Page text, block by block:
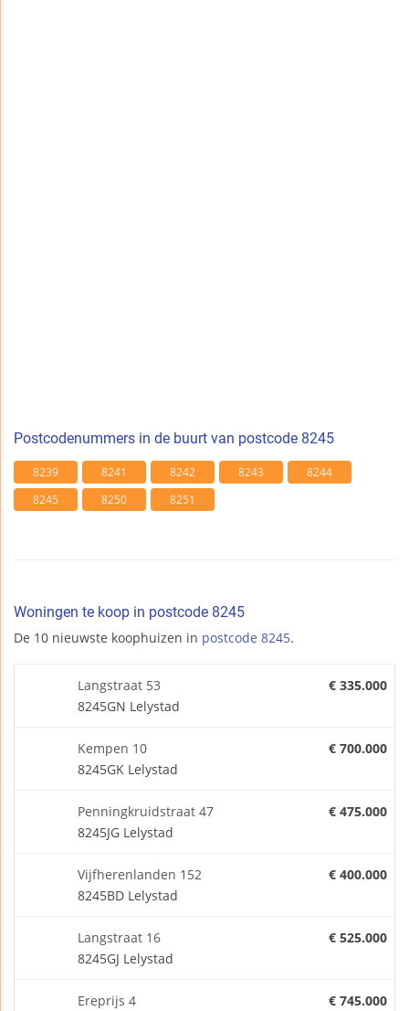
Postcodenummers in de buurt van postcode 8245
8239 8241 8242 8243
8244
8245
8250 8251
Woningen te koop in postcode 8245
De 10 nieuwste koophuizen in postcode 8245.
Langstraat 53
8245GN Lelystad
€ 335.000
Kempen 10
8245GK Lelystad
€ 700.000
Penningkruidstraat 47
8245JG Lelystad
€ 475.000
Vijfherenlanden 152
8245BD Lelystad
€ 400.000
Langstraat 16
8245GJ Lelystad
€ 525.000
Ereprijs 4
€ 745.000